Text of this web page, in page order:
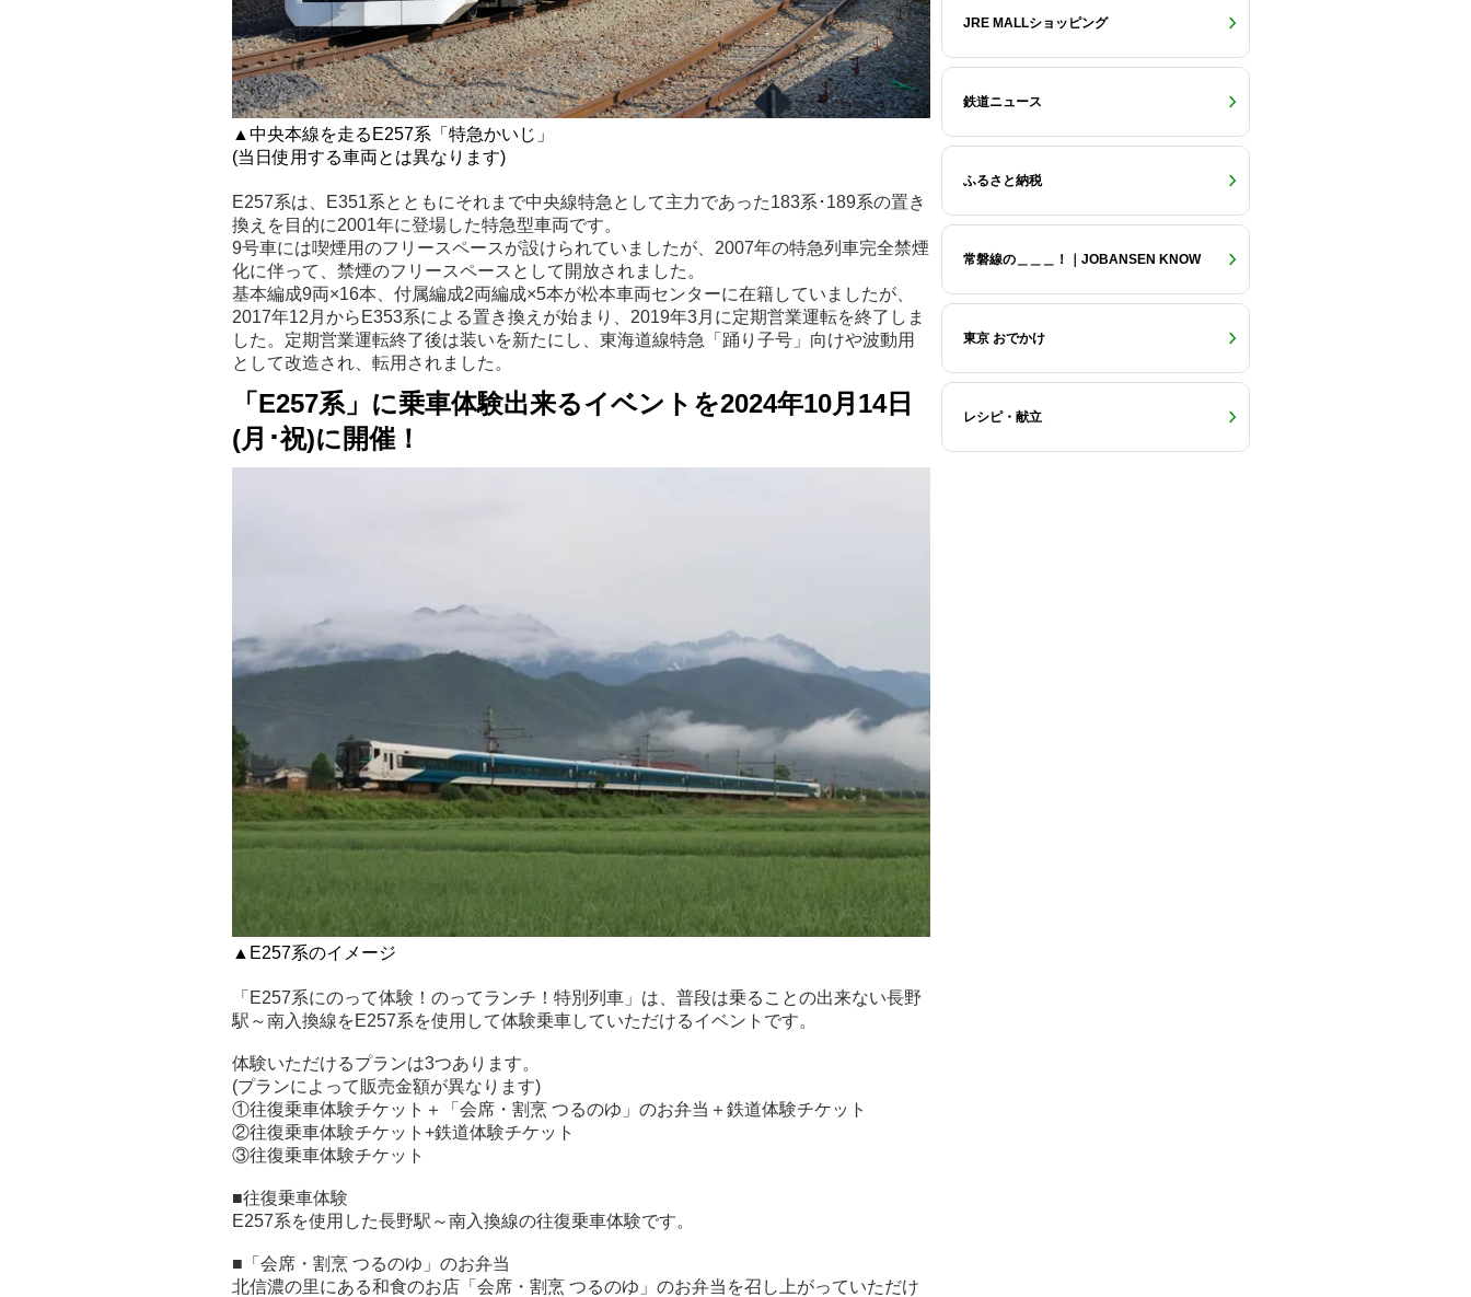
▲中央本線を走るE257系「特急かいじ」
(当日使用する車両とは異なります)
E257系は、E351系とともにそれまで中央線特急として主力であった183系･189系の置き
換えを目的に2001年に登場した特急型車両です。
9号車には喫煙用のフリースペースが設けられていましたが、2007年の特急列車完全禁煙
化に伴って、禁煙のフリースペースとして開放されました。
基本編成9両×16本、付属編成2両編成×5本が松本車両センターに在籍していましたが、
2017年12月からE353系による置き換えが始まり、2019年3月に定期営業運転を終了しま
した。定期営業運転終了後は装いを新たにし、東海道線特急「踊り子号」向けや波動用
として改造され、転用されました。
「E257系」に乗車体験出来るイベントを2024年10月14日
(月･祝)に開催！
▲E257系のイメージ
「E257系にのって体験！のってランチ！特別列車」は、普段は乗ることの出来ない長野
駅～南入換線をE257系を使用して体験乗車していただけるイベントです。
体験いただけるプランは3つあります。
(プランによって販売金額が異なります)
①往復乗車体験チケット＋「会席・割烹 つるのゆ」のお弁当＋鉄道体験チケット
②往復乗車体験チケット+鉄道体験チケット
③往復乗車体験チケット
■往復乗車体験
E257系を使用した長野駅～南入換線の往復乗車体験です。
■「会席・割烹 つるのゆ」のお弁当
北信濃の里にある和食のお店「会席・割烹 つるのゆ」のお弁当を召し上がっていただけ
JRE MALLショッピング
鉄道ニュース
ふるさと納税
常磐線の＿＿＿！｜JOBANSEN KNOW
東京 おでかけ
レシピ・献立